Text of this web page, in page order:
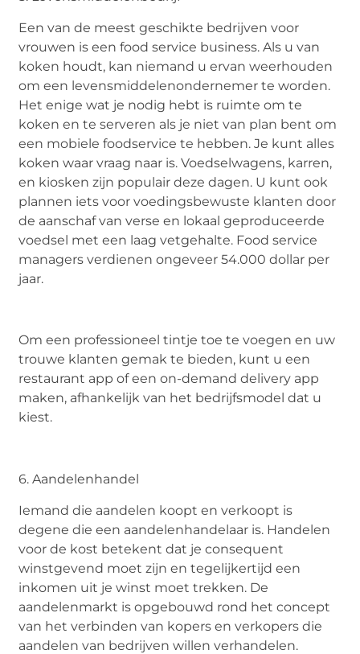
Een van de meest geschikte bedrijven voor
vrouwen is een food service business. Als u van
koken houdt, kan niemand u ervan weerhouden
om een levensmiddelenondernemer te worden.
Het enige wat je nodig hebt is ruimte om te
koken en te serveren als je niet van plan bent om
een mobiele foodservice te hebben. Je kunt alles
koken waar vraag naar is. Voedselwagens, karren,
en kiosken zijn populair deze dagen. U kunt ook
plannen iets voor voedingsbewuste klanten door
de aanschaf van verse en lokaal geproduceerde
voedsel met een laag vetgehalte. Food service
managers verdienen ongeveer 54.000 dollar per
jaar.
Om een professioneel tintje toe te voegen en uw
trouwe klanten gemak te bieden, kunt u een
restaurant app of een on-demand delivery app
maken, afhankelijk van het bedrijfsmodel dat u
kiest.
6. Aandelenhandel
Iemand die aandelen koopt en verkoopt is
degene die een aandelenhandelaar is. Handelen
voor de kost betekent dat je consequent
winstgevend moet zijn en tegelijkertijd een
inkomen uit je winst moet trekken. De
aandelenmarkt is opgebouwd rond het concept
van het verbinden van kopers en verkopers die
aandelen van bedrijven willen verhandelen.